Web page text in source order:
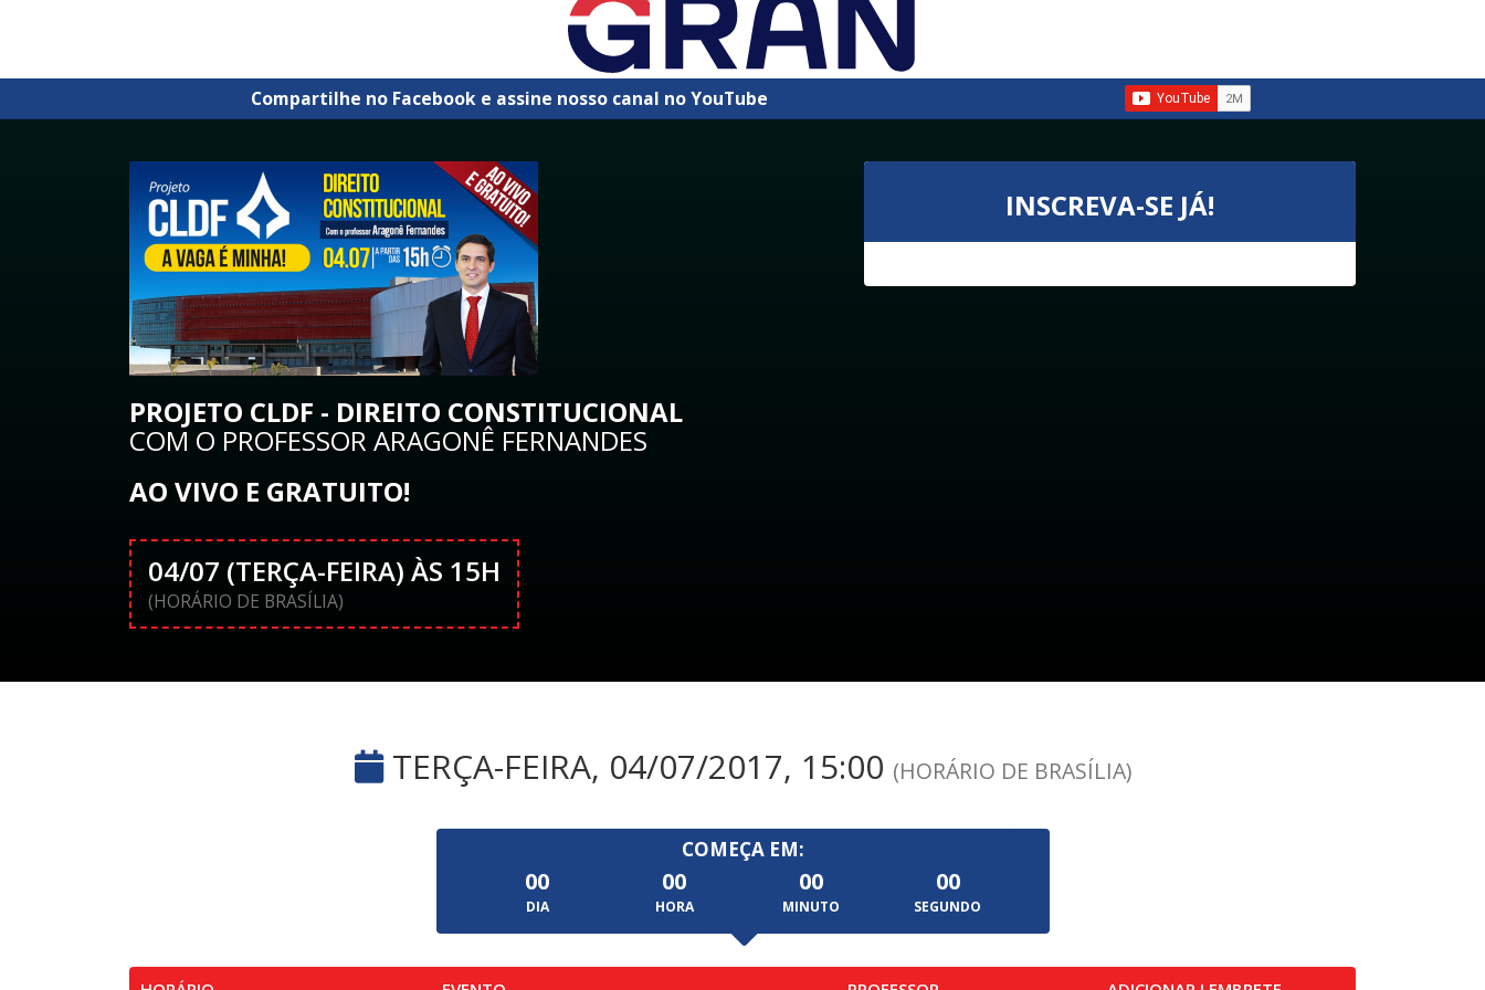
Compartilhe no Facebook e assine nosso canal no YouTube
PROJETO CLDF - DIREITO CONSTITUCIONAL
COM O PROFESSOR ARAGONÊ FERNANDES
AO VIVO E GRATUITO!
04/07 (TERÇA-FEIRA) ÀS 15H
(HORÁRIO DE BRASÍLIA)
INSCREVA-SE JÁ!
TERÇA-FEIRA, 04/07/2017, 15:00 (HORÁRIO DE BRASÍLIA)
COMEÇA EM:
00
DIA
00
HORA
00
MINUTO
00
SEGUNDO